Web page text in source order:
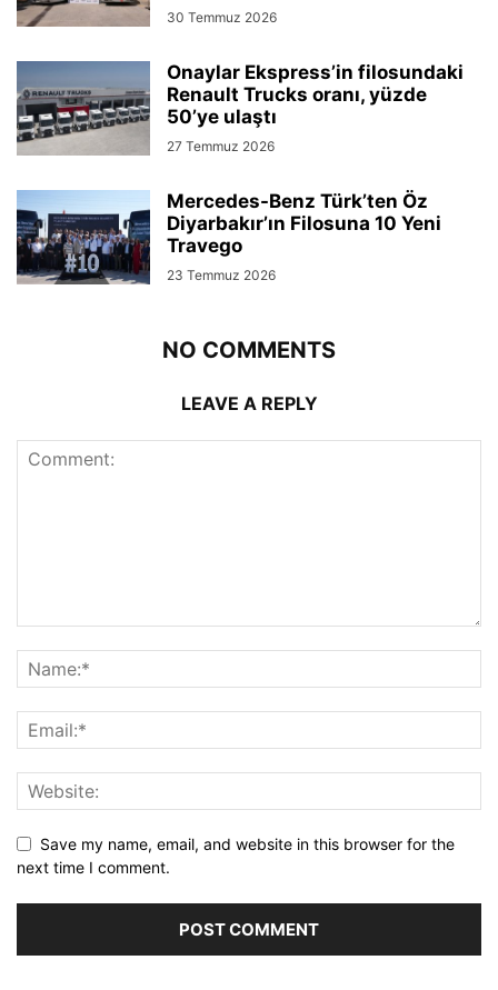
30 Temmuz 2026
Onaylar Ekspress’in filosundaki
Renault Trucks oranı, yüzde
50’ye ulaştı
27 Temmuz 2026
Mercedes-Benz Türk’ten Öz
Diyarbakır’ın Filosuna 10 Yeni
Travego
23 Temmuz 2026
NO COMMENTS
LEAVE A REPLY
Save my name, email, and website in this browser for the
next time I comment.